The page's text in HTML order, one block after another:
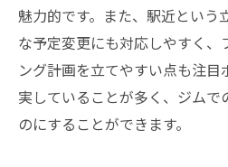
魅力的です。また、駅近という
な予定変更にも対応しやすく、
ング計画を立てやすい点も注目
実していることが多く、ジムで
のにすることができます。